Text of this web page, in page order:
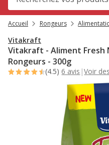
Accueil Rongeurs
Vitakraft
Vitakraft - Aliment Fresh
Rongeurs - 300g
(4.5) 6 avis |Voir